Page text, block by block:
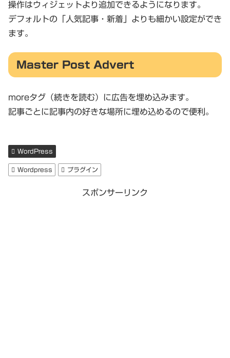
操作はウィジェットより追加できるようになります。
デフォルトの「人気記事・新着」よりも細かい設定ができ
ます。
Master Post Advert
moreタグ（続きを読む）に広告を埋め込みます。
記事ごとに記事内の好きな場所に埋め込めるので便利。
WordPress
Wordpress プラグイン
スポンサーリンク